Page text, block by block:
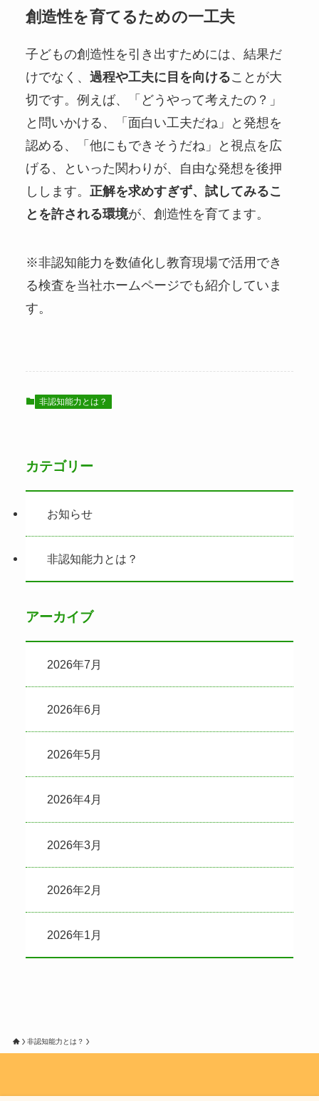
創造性を育てるための一工夫
子どもの創造性を引き出すためには、結果だ
けでなく、 過程や工夫に目を向けることが大
切です。例えば、「どうやって考えたの？」
と問いかける、「面白い工夫だね」と発想を
認める、「他にもできそうだね」と視点を広
げる、といった関わりが、自由な発想を後押
しします。 正解を求めすぎず、試してみるこ
とを許される環境が、創造性を育てます。
※非認知能力を数値化し教育現場で活用でき
る検査を当社ホームページでも紹介していま
す。
非認知能力とは？
カテゴリー
お知らせ
非認知能力とは？
アーカイブ
2026年7月
2026年6月
2026年5月
2026年4月
2026年3月
2026年2月
2026年1月
非認知能力とは？